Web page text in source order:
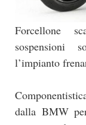
Forcellone
sospensioni
l’impianto
dalla BMW